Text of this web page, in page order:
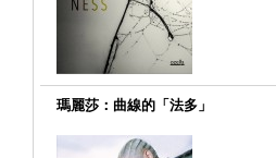
瑪麗莎：曲線的「法多」